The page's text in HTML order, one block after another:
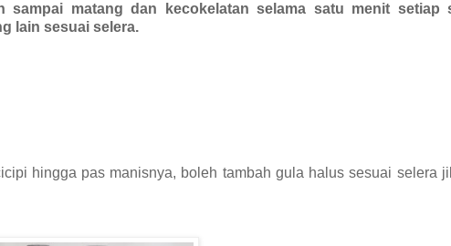
matang dan kecokelatan selama satu menit setiap
lain sesuai selera.
hingga pas manisnya, boleh tambah gula halus sesuai selera